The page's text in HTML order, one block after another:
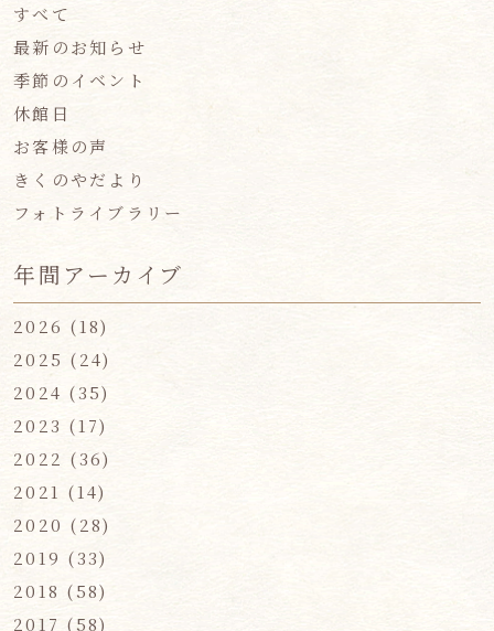
すべて
最新のお知らせ
季節のイベント
休館日
お客様の声
きくのやだより
フォトライブラリー
年間アーカイブ
2026 (18)
2025 (24)
2024 (35)
2023 (17)
2022 (36)
2021 (14)
2020 (28)
2019 (33)
2018 (58)
2017 (58)